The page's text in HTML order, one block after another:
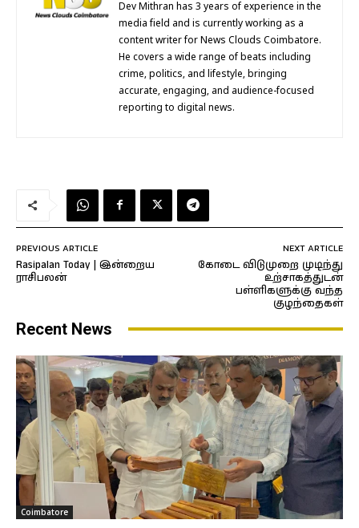
Dev Mithran has 3 years of experience in the
media field and is currently working as a
content writer for News Clouds Coimbatore.
He covers a wide range of beats including
crime, politics, and lifestyle, bringing
accurate, engaging, and audience-focused
reporting to digital news.
PREVIOUS ARTICLE
Rasipalan Today | இன்றைய
ராசிபலன்
NEXT ARTICLE
கோடை விடுமுறை முடிந்து
உற்சாகத்துடன்
பள்ளிகளுக்கு வந்த
குழந்தைகள்
Recent News
Coimbatore